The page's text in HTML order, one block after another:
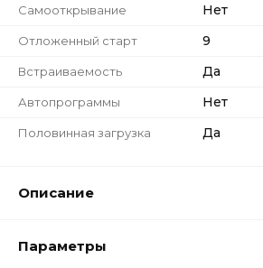
Самооткрывание Нет
Отложенный старт 9
Встраиваемость Да
Автопрограммы Нет
Половинная загрузка Да
Описание
Параметры